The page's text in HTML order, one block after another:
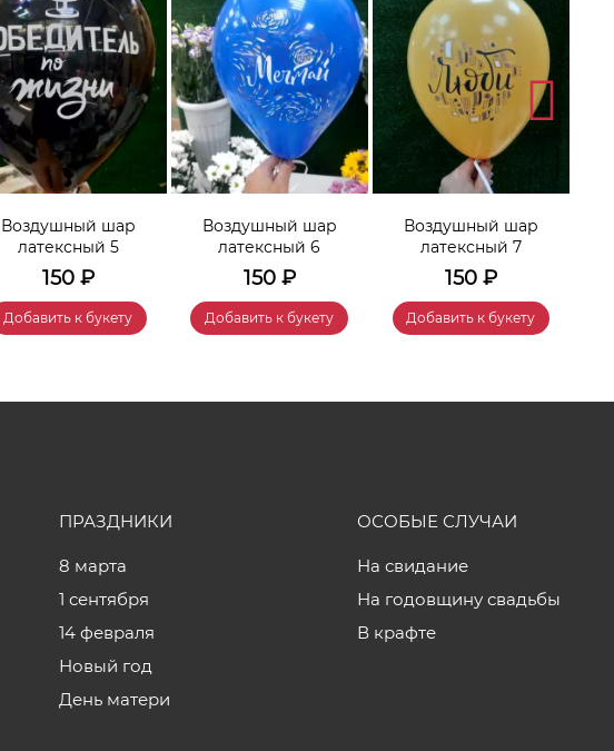
Воздушный шар
латексный 5
150₽
Добавить к букету
Воздушный шар
латексный 6
150₽
Добавить к букету
Воздушный шар
латексный 7
150₽
Добавить к букету
ПРАЗДНИКИ
8 марта
1 сентября
14 февраля
Новый год
День матери
ОСОБЫЕ СЛУЧАИ
На свидание
На годовщину свадьбы
В крафте